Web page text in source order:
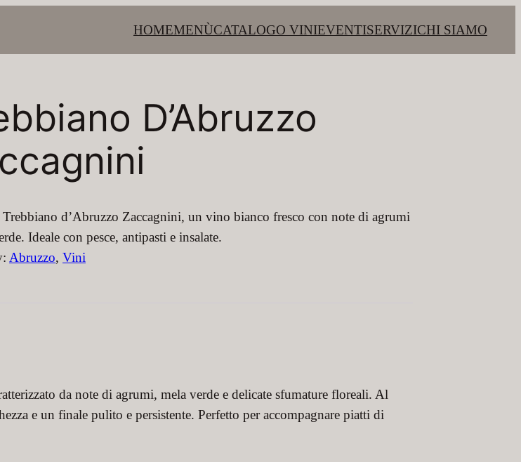
HOMEMENÙCATALOGO VINIEVENTISERVIZICHI SIAMO
D’Abruzzo
d’Abruzzo Zaccagnini, un vino bianco fresco con note di agrumi
Ideale con pesce, antipasti e insalate.
Abruzzo, Vini
da note di agrumi, mela verde e delicate sfumature floreali. Al
e un finale pulito e persistente. Perfetto per accompagnare piatti di